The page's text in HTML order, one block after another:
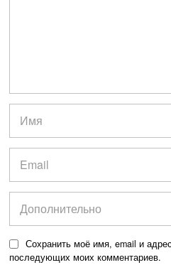
Сохранить моё имя, email и
последующих моих комментариев.